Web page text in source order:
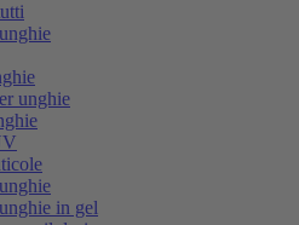
unghie
in gel